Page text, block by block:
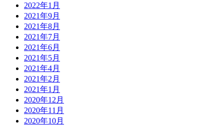
2022年1月
2021年9月
2021年8月
2021年7月
2021年6月
2021年5月
2021年4月
2021年2月
2021年1月
2020年12月
2020年11月
2020年10月